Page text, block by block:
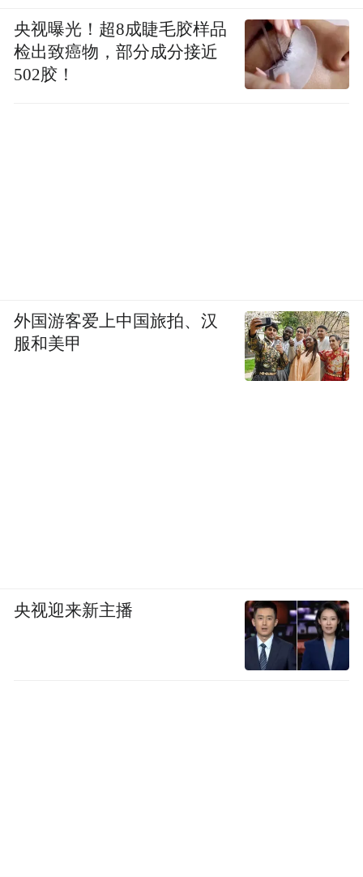
央视曝光！超8成睫毛胶样品
检出致癌物，部分成分接近
502胶！
外国游客爱上中国旅拍、汉
服和美甲
央视迎来新主播